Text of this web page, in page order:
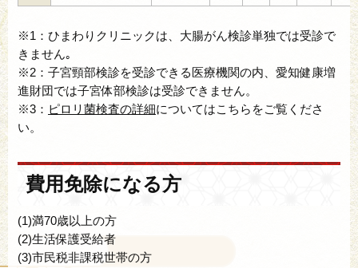
※1：ひまわりクリニックは、大腸がん検診単独では受診で
きません｡
※2：子宮頸部検診を受診できる医療機関の内、愛知健康増
進財団では子宮体部検診は受診できません。
※3： ピロリ菌検査の詳細についてはこちらをご覧くださ
い。
費用免除になる方
(1)満70歳以上の方
(2)生活保護受給者
(3)市民税非課税世帯の方